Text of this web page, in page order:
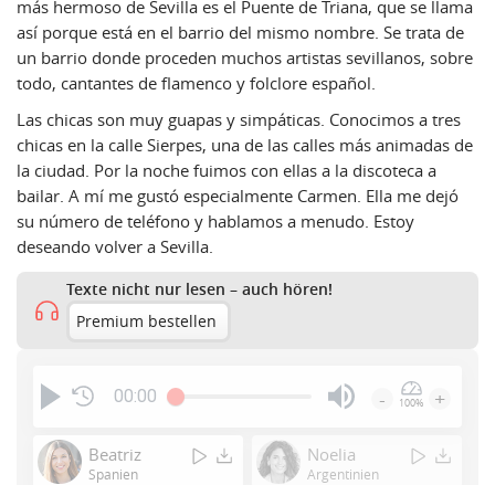
más hermoso de Sevilla es el Puente de Triana, que se llama
así porque está en el barrio del mismo nombre. Se trata de
un barrio donde proceden muchos artistas sevillanos, sobre
todo, cantantes de flamenco y folclore español.
Las chicas son muy guapas y simpáticas. Conocimos a tres
chicas en la calle Sierpes, una de las calles más animadas de
la ciudad. Por la noche fuimos con ellas a la discoteca a
bailar. A mí me gustó especialmente Carmen. Ella me dejó
su número de teléfono y hablamos a menudo. Estoy
deseando volver a Sevilla.
Texte nicht nur lesen – auch hören!
Premium bestellen
00:00
Enter
or
- 100% +
Beatriz
Spanien
Noelia
Argentinien